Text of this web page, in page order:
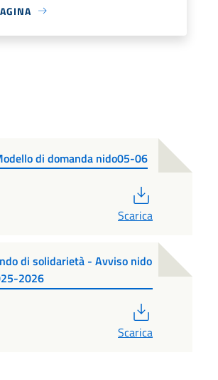
di domanda nido05-06
Scarica
di solidarietà - Avviso nido
2026
Scarica